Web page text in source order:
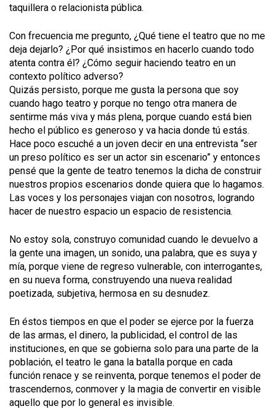
taquillera o relacionista pública.
Con frecuencia me pregunto, ¿Qué tiene el teatro que no me
deja dejarlo? ¿Por qué insistimos en hacerlo cuando todo
atenta contra él? ¿Cómo seguir haciendo teatro en un
contexto político adverso?
Quizás persisto, porque me gusta la persona que soy
cuando hago teatro y porque no tengo otra manera de
sentirme más viva y más plena, porque cuando está bien
hecho el público es generoso y va hacia donde tú estás.
Hace poco escuché a un joven decir en una entrevista “ser
un preso político es ser un actor sin escenario” y entonces
pensé que la gente de teatro tenemos la dicha de construir
nuestros propios escenarios donde quiera que lo hagamos.
Las voces y los personajes viajan con nosotros, logrando
hacer de nuestro espacio un espacio de resistencia.
No estoy sola, construyo comunidad cuando le devuelvo a
la gente una imagen, un sonido, una palabra, que es suya y
mía, porque viene de regreso vulnerable, con interrogantes,
en su nueva forma, construyendo una nueva realidad
poetizada, subjetiva, hermosa en su desnudez.
En éstos tiempos en que el poder se ejerce por la fuerza
de las armas, el dinero, la publicidad, el control de las
instituciones, en que se gobierna solo para una parte de la
población, el teatro le gana la batalla porque en cada
función renace y se reinventa, porque tenemos el poder de
trascendernos, conmover y la magia de convertir en visible
aquello que por lo general es invisible.